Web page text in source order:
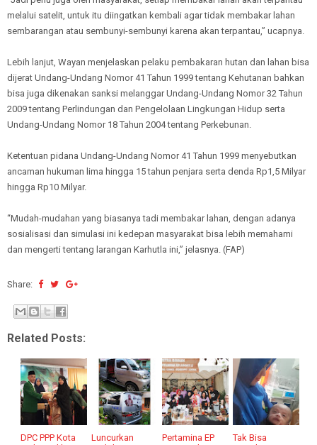
melalui satelit, untuk itu diingatkan kembali agar tidak membakar lahan
sembarangan atau sembunyi-sembunyi karena akan terpantau,” ucapnya.
Lebih lanjut, Wayan menjelaskan pelaku pembakaran hutan dan lahan bisa
dijerat Undang-Undang Nomor 41 Tahun 1999 tentang Kehutanan bahkan
bisa juga dikenakan sanksi melanggar Undang-Undang Nomor 32 Tahun
2009 tentang Perlindungan dan Pengelolaan Lingkungan Hidup serta
Undang-Undang Nomor 18 Tahun 2004 tentang Perkebunan.
Ketentuan pidana Undang-Undang Nomor 41 Tahun 1999 menyebutkan
ancaman hukuman lima hingga 15 tahun penjara serta denda Rp1,5 Milyar
hingga Rp10 Milyar.
“Mudah-mudahan yang biasanya tadi membakar lahan, dengan adanya
sosialisasi dan simulasi ini kedepan masyarakat bisa lebih memahami
dan mengerti tentang larangan Karhutla ini,” jelasnya. (FAP)
Share:
Related Posts:
DPC PPP Kota
Luncurkan
Pertamina EP
Tak Bisa